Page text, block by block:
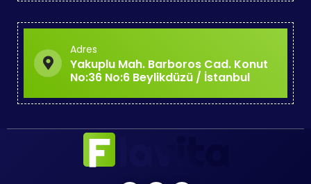
Adres
Yakuplu Mah. Barboros Cad. Konut
No:36 No:6 Beylikdüzü / İstanbul